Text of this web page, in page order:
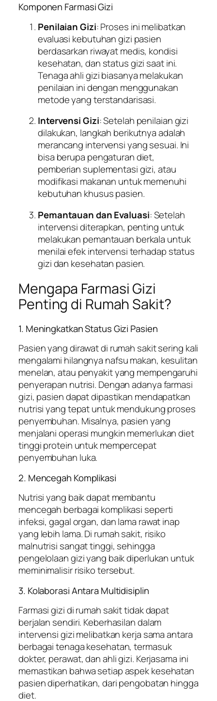
Komponen Farmasi Gizi
Penilaian Gizi: Proses ini melibatkan
evaluasi kebutuhan gizi pasien
berdasarkan riwayat medis, kondisi
kesehatan, dan status gizi saat ini.
Tenaga ahli gizi biasanya melakukan
penilaian ini dengan menggunakan
metode yang terstandarisasi.
Intervensi Gizi: Setelah penilaian gizi
dilakukan, langkah berikutnya adalah
merancang intervensi yang sesuai. Ini
bisa berupa pengaturan diet,
pemberian suplementasi gizi, atau
modifikasi makanan untuk memenuhi
kebutuhan khusus pasien.
Pemantauan dan Evaluasi: Setelah
intervensi diterapkan, penting untuk
melakukan pemantauan berkala untuk
menilai efek intervensi terhadap status
gizi dan kesehatan pasien.
Mengapa Farmasi Gizi
Penting di Rumah Sakit?
1. Meningkatkan Status Gizi Pasien
Pasien yang dirawat di rumah sakit sering kali
mengalami hilangnya nafsu makan, kesulitan
menelan, atau penyakit yang mempengaruhi
penyerapan nutrisi. Dengan adanya farmasi
gizi, pasien dapat dipastikan mendapatkan
nutrisi yang tepat untuk mendukung proses
penyembuhan. Misalnya, pasien yang
menjalani operasi mungkin memerlukan diet
tinggi protein untuk mempercepat
penyembuhan luka.
2. Mencegah Komplikasi
Nutrisi yang baik dapat membantu
mencegah berbagai komplikasi seperti
infeksi, gagal organ, dan lama rawat inap
yang lebih lama. Di rumah sakit, risiko
malnutrisi sangat tinggi, sehingga
pengelolaan gizi yang baik diperlukan untuk
meminimalisir risiko tersebut.
3. Kolaborasi Antara Multidisiplin
Farmasi gizi di rumah sakit tidak dapat
berjalan sendiri. Keberhasilan dalam
intervensi gizi melibatkan kerja sama antara
berbagai tenaga kesehatan, termasuk
dokter, perawat, dan ahli gizi. Kerjasama ini
memastikan bahwa setiap aspek kesehatan
pasien diperhatikan, dari pengobatan hingga
diet.